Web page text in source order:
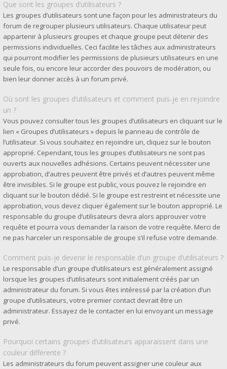
Que sont les groupes d’utilisateurs ?
Les groupes d’utilisateurs sont une façon pour les administrateurs du
forum de regrouper plusieurs utilisateurs. Chaque utilisateur peut
appartenir à plusieurs groupes et chaque groupe peut détenir des
permissions individuelles. Ceci facilite les tâches aux administrateurs
qui pourront modifier les permissions de plusieurs utilisateurs en une
seule fois, ou encore leur accorder des pouvoirs de modération, ou
bien leur donner accès à un forum privé.
Où sont les groupes d’utilisateurs et comment puis-je en rejoindre
un ?
Vous pouvez consulter tous les groupes d’utilisateurs en cliquant sur le
lien « Groupes d’utilisateurs » depuis le panneau de contrôle de
l’utilisateur. Si vous souhaitez en rejoindre un, cliquez sur le bouton
approprié. Cependant, tous les groupes d’utilisateurs ne sont pas
ouverts aux nouvelles adhésions. Certains peuvent nécessiter une
approbation, d’autres peuvent être privés et d’autres peuvent même
être invisibles. Si le groupe est public, vous pouvez le rejoindre en
cliquant sur le bouton dédié. Si le groupe est restreint et nécessite une
approbation, vous devez cliquer également sur le bouton approprié. Le
responsable du groupe d’utilisateurs devra alors approuver votre
requête et pourra vous demander la raison de votre requête. Merci de
ne pas harceler un responsable de groupe s’il refuse votre demande.
Comment puis-je devenir le responsable d’un groupe d’utilisateurs ?
Le responsable d’un groupe d’utilisateurs est généralement assigné
lorsque les groupes d’utilisateurs sont initialement créés par un
administrateur du forum. Si vous êtes intéressé par la création d’un
groupe d’utilisateurs, votre premier contact devrait être un
administrateur. Essayez de le contacter en lui envoyant un message
privé.
Pourquoi certains groupes d’utilisateurs apparaissent dans une
couleur différente ?
Les administrateurs du forum peuvent assigner une couleur aux